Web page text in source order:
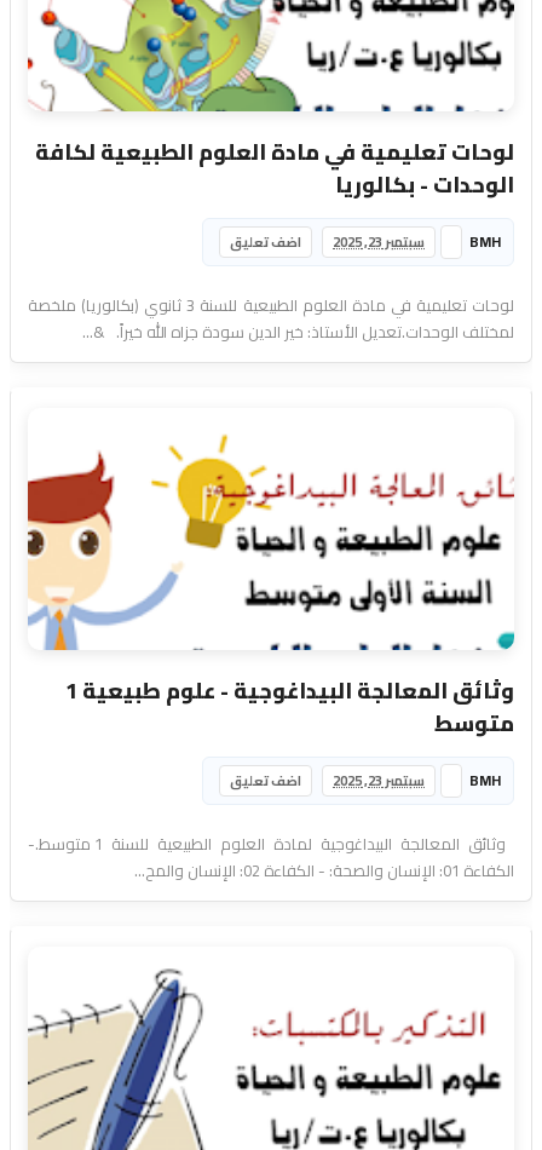
لوحات تعليمية في مادة العلوم الطبيعية لكافة
الوحدات - بكالوريا
BMH سبتمبر 23, 2025 اضف تعليق
لوحات تعليمية في مادة العلوم الطبيعية للسنة 3 ثانوي (بكالوريا) ملخصة
لمختلف الوحدات.تعديل الأستاذ: خير الدين سودة جزاه الله خيراً. &...
وثائق المعالجة البيداغوجية - علوم طبيعية 1
متوسط
BMH سبتمبر 23, 2025 اضف تعليق
وثائق المعالجة البيداغوجية لمادة العلوم الطبيعية للسنة 1 متوسط.-
الكفاءة 01: الإنسان والصحة: - الكفاءة 02: الإنسان والمح...